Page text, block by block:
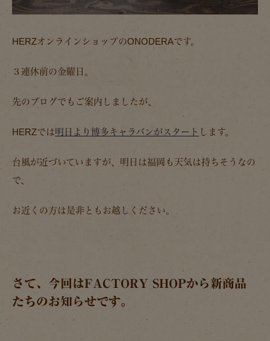
HERZオンラインショップのONODERAです。
３連休前の金曜日。
先のブログでもご案内しましたが、
HERZでは明日より博多キャラバンがスタート します。
台風が近づいていますが、明日は福岡も天気は持ちそうなの
で、
お近くの方は是非ともお越しください。
さて、今回はFACTORY SHOPから新商品
たちのお知らせです。